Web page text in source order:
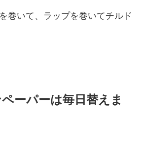
巻いて、ラップを巻いてチルド
ーパーは毎日替えま